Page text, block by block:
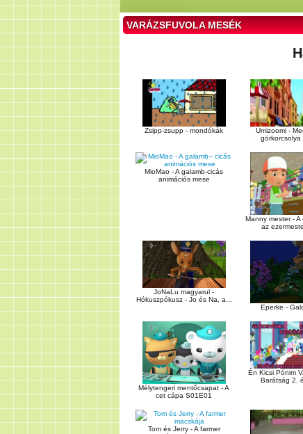
VARÁZSFUVOLA MESÉK
Zsipp-zsupp - mondókák
Umizoomi -
görkorcsolya
MioMao - A galamb-cicás
animációs mese
Manny mester - A
az
JoNaLu magyarul -
Hókuszpókusz - Jo és Na, a...
Eperke -
Mélytengeri mentőcsapat - A
cet cápa S01E01
Én Kicsi Pónim
Barátság 2.
Tom és Jerry - A farmer